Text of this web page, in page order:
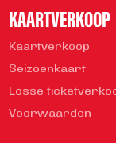
KAARTVERKOOP
Kaartverkoop
Seizoenkaart
Losse
Voorwaarden